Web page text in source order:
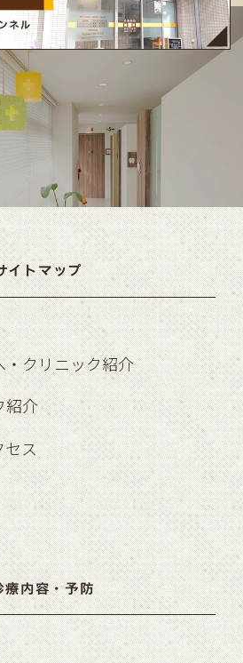
イトマップ
クリニック紹介
紹介
セス
療内容・予防